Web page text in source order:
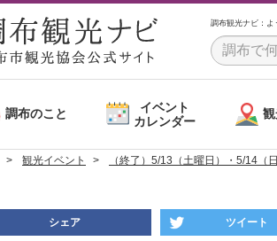
調布観光ナビ：よ
調布のこと
イベント
カレンダー
観光イベント （終了）5/13（土曜日）・5/14
シェア ツイート